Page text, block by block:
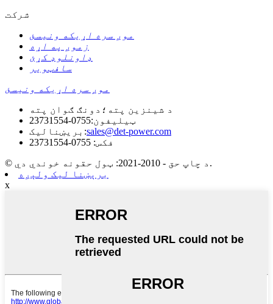
شرکت
موږ سره اړیکه ونیسئ
زموږ په اړه
ډاونلوډ کړئ
سافټویر
موږ سره اړیکه ونیسئ
د شینزین پته؛دونګ ګوان پته
ټیلیفون:0755-23731554
بریښنالیک:sales@det-power.com
فکس: 0755-23731554
© د چاپ حق - 2010-2021: ټول حقونه خوندي دي.
برېښنا لیک ولېږه
x